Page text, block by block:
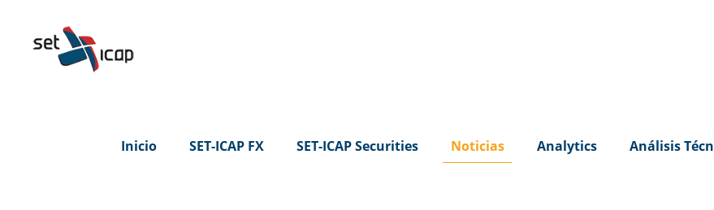
Inicio SET-ICAP FX SET-ICAP Securities Noticias Analytics Análisis